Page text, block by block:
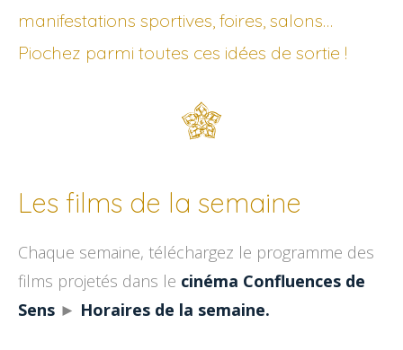
manifestations sportives, foires, salons…
Piochez parmi toutes ces idées de sortie !
Les films de la semaine
Chaque semaine, téléchargez le programme des
films projetés dans le cinéma Confluences de
Sens ► Horaires de la semaine.